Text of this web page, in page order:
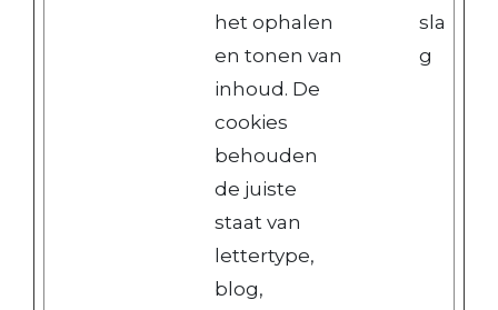
het ophalen
en tonen van
inhoud. De
cookies
behouden
de juiste
staat van
lettertype,
blog,
sla
g